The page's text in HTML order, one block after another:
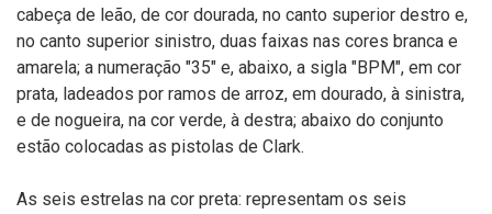
cabeça de leão, de cor dourada, no canto superior destro e,
no canto superior sinistro, duas faixas nas cores branca e
amarela; a numeração "35" e, abaixo, a sigla "BPM", em cor
prata, ladeados por ramos de arroz, em dourado, à sinistra,
e de nogueira, na cor verde, à destra; abaixo do conjunto
estão colocadas as pistolas de Clark.
As seis estrelas na cor preta: representam os seis